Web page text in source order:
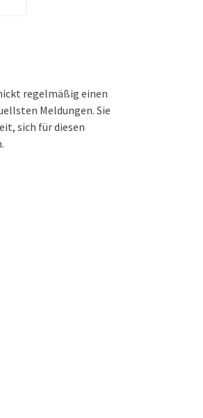
regelmäßig einen
Meldungen. Sie
sich für diesen